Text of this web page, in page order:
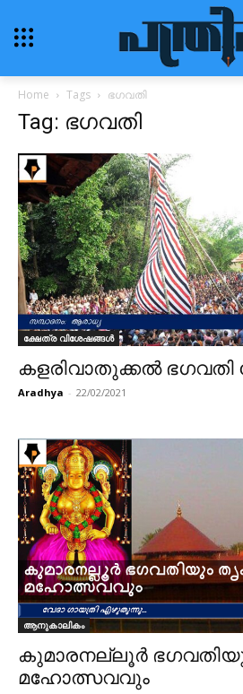
Home Tags ഭഗവതി
Tag: ഭഗവതി
ക്ഷേത്ര വിശേഷങ്ങൾ
കളരിവാതുക്കൽ ഭഗവതി
Aradhya - 22/02/2021
ആനുകാലികം
കുമാരനല്ലൂർ
മഹോത്സവവും